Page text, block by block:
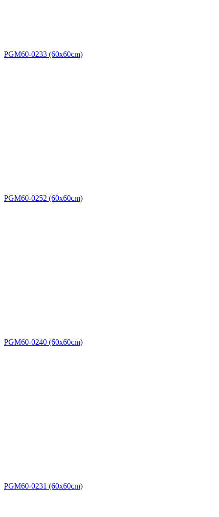
PGM60-0233 (60x60cm)
PGM60-0252 (60x60cm)
PGM60-0240 (60x60cm)
PGM60-0231 (60x60cm)